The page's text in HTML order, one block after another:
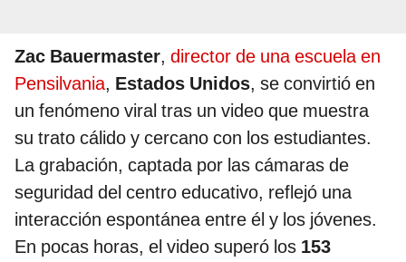
Zac Bauermaster, director de una escuela en
Pensilvania, Estados Unidos, se convirtió en
un fenómeno viral tras un video que muestra
su trato cálido y cercano con los estudiantes.
La grabación, captada por las cámaras de
seguridad del centro educativo, reflejó una
interacción espontánea entre él y los jóvenes.
En pocas horas, el video superó los 153